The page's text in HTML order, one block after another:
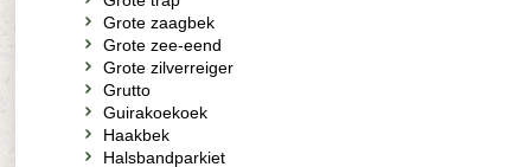
Grote zaagbek
Grote zee-eend
Grote zilverreiger
Grutto
Guirakoekoek
Haakbek
Halsbandparkiet